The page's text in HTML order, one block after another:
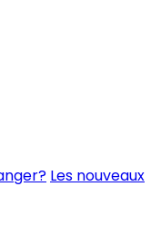
Les nouveaux